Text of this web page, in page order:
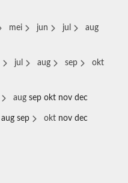
mei jun jul
aug
jul aug sep
okt
aug sep okt nov dec
aug sep okt nov dec